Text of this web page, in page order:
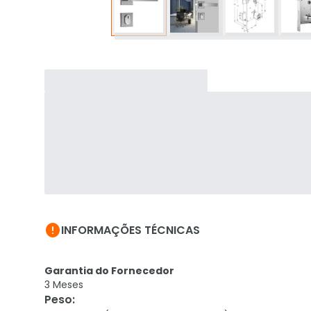
INFORMAÇÕES TÉCNICAS
Garantia do Fornecedor
3 Meses
Peso: